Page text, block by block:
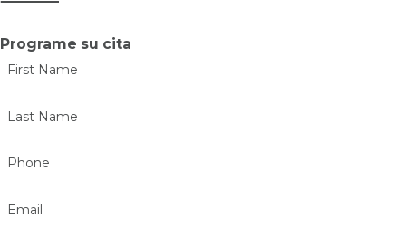
Programe su cita
First Name
Last Name
Phone
Email